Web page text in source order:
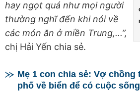
hay ngọt quá như mọi người
thường nghĩ đến khi nói về
các món ăn ở miền Trung,...”,
chị Hải Yến chia sẻ.
Mẹ 1 con chia sẻ: Vợ chồng
phố về biển để có cuộc